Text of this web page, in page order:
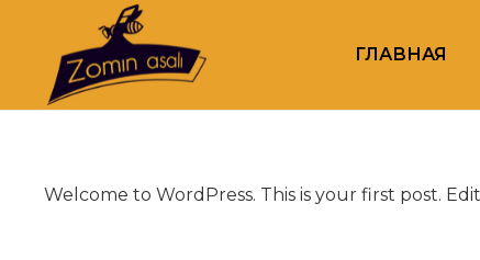
ГЛАВНАЯ
Welcome to WordPress. This is your first post.